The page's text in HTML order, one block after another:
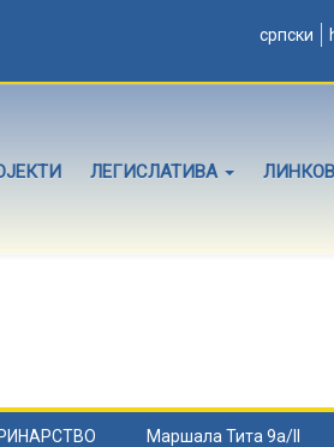
српски
ЛЕГИСЛАТИВА
Маршала Тита 9а/II